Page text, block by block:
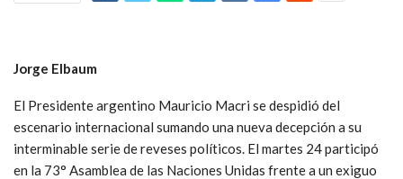
Jorge Elbaum
El Presidente argentino Mauricio Macri se despidió del
escenario internacional sumando una nueva decepción a su
interminable serie de reveses políticos. El martes 24 participó
en la 73° Asamblea de las Naciones Unidas frente a un exiguo